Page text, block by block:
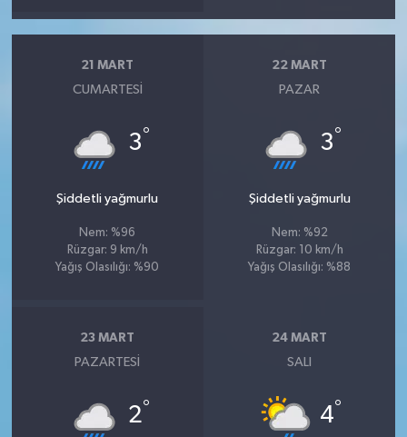
21 MART
CUMARTESI
3°
Şiddetli yağmurlu
Nem: %96
Rüzgar: 9 km/h
Yağış Olasılığı: %90
22 MART
PAZAR
3°
Şiddetli yağmurlu
Nem: %92
Rüzgar: 10 km/h
Yağış Olasılığı: %88
23 MART
PAZARTESI
2°
24 MART
SALI
4°